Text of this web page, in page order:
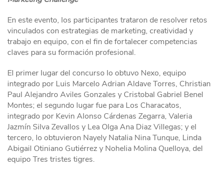
En este evento, los participantes trataron de resolver retos
vinculados con estrategias de marketing, creatividad y
trabajo en equipo, con el fin de fortalecer competencias
claves para su formación profesional.
El primer lugar del concurso lo obtuvo Nexo, equipo
integrado por Luis Marcelo Adrian Aldave Torres, Christian
Paul Alejandro Aviles Gonzales y Cristobal Gabriel Benel
Montes; el segundo lugar fue para Los Characatos,
integrado por Kevin Alonso Cárdenas Zegarra, Valeria
Jazmín Silva Zevallos y Lea Olga Ana Diaz Villegas; y el
tercero, lo obtuvieron Nayely Natalia Nina Tunque, Linda
Abigail Otiniano Gutiérrez y Nohelia Molina Quelloya, del
equipo Tres tristes tigres.